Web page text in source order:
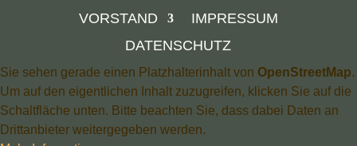
VORSTAND
IMPRESSUM
DATENSCHUTZ
Sie sehen gerade einen Platzhalterinhalt von OpenStreetMap.
Um auf den eigentlichen Inhalt zuzugreifen, klicken Sie auf die
Schaltfläche unten. Bitte beachten Sie, dass dabei Daten an
Drittanbieter weitergegeben werden.